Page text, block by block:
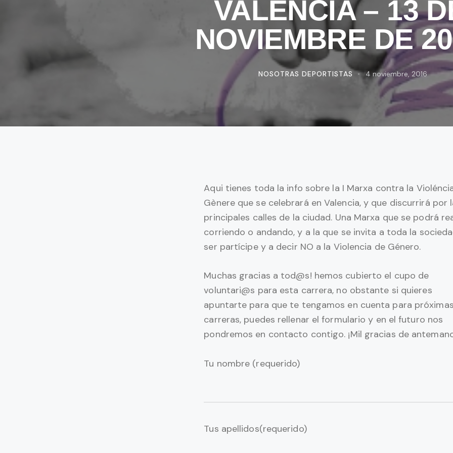
VALENCIA – 13
NOVIEMBRE DE
NOSOTRAS DEPORTISTAS 4 noviembre, 2016
Aqui tienes toda la info sobre la I Marxa contra la
Gènere que se celebrará en Valencia, y que discurrirá por
principales calles de la ciudad. Una Marxa que se podrá
corriendo o andando, y a la que se invita a toda la
ser partícipe y a decir NO a la Violencia de Género.
Muchas gracias a tod@s! hemos cubierto el cupo de
voluntari@s para esta carrera, no obstante si quieres
apuntarte para que te tengamos en cuenta para próximas
carreras, puedes rellenar el formulario y en el futuro nos
pondremos en contacto contigo. ¡Mil gracias de
Tu nombre (requerido)
Tus apellidos(requerido)